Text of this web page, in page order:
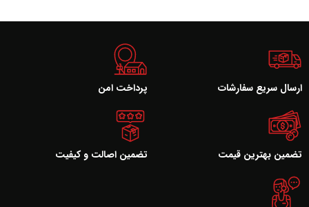
ارسال سریع سفارشات پرداخت امن
تضمین بهترین قیمت تضمین اصالت و کیفیت